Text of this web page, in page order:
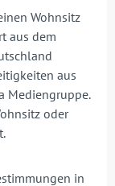
Wohnsitz
aus dem
aus
Mediengruppe.
oder
in